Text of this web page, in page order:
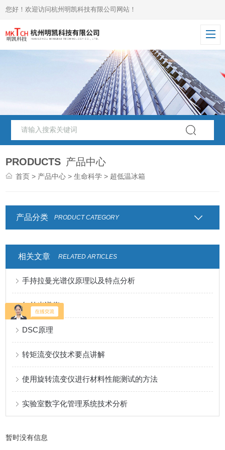
您好！欢迎访问杭州明凯科技有限公司网站！
PRODUCTS 产品中心
首页 > 产品中心 >生命科学 > 超低温冰箱
产品分类 PRODUCT CATEGORY
相关文章 RELATED ARTICLES
手持拉曼光谱仪原理以及特点分析
红外光谱仪
DSC原理
转矩流变仪技术要点讲解
使用旋转流变仪进行材料性能测试的方法
实验室数字化管理系统技术分析
暂时没有信息